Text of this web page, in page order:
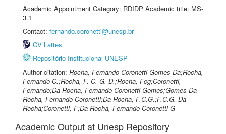
Academic Appointment Category: RDIDP Academic title: MS-
3.1
Contact: fernando.coronetti@unesp.br
CV Lattes
Repositório Institucional UNESP
Author citation: Rocha, Fernando Coronetti Gomes Da;Rocha,
Fernando C.;Rocha, F. C. G. D.;Rocha, Fcg;Coronetti,
Fernando;Da Rocha, Fernando Coronetti Gomes;Gomes Da
Rocha, Fernando Coronetti;Da Rocha, F.C.G.;F.C.G. Da
Rocha;Coronetti, F;Da Rocha, Fernando Coronetti G
Academic Output at Unesp Repository